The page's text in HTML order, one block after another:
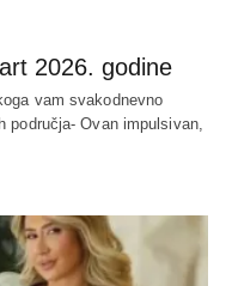
2026. godine
vam svakodnevno
područja- Ovan impulsivan,